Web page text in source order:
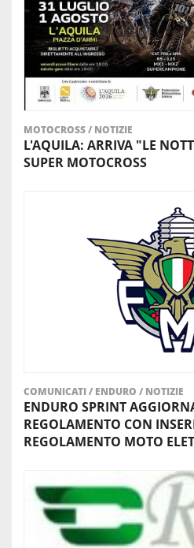
MOTOCROSS/ NOTIZIE
L'AQUILA: ARRIVA "LE
SUPER MOTOCROSS
COMUNICATI/ ENDURO / NOTIZIE
ENDURO SPRINT
REGOLAMENTO CON
REGOLAMENTO MOTO